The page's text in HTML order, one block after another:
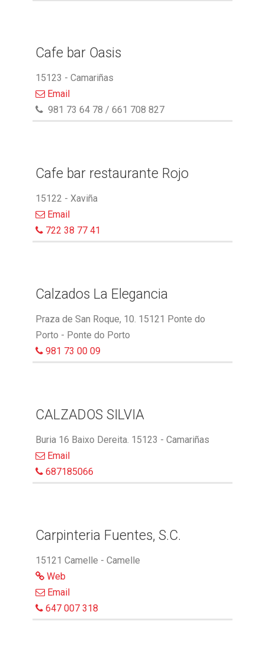
Cafe bar Oasis
15123 - Camariñas
Email
981 73 64 78 / 661 708 827
Cafe bar restaurante Rojo
15122 - Xaviña
Email
722 38 77 41
Calzados La Elegancia
Praza de San Roque, 10. 15121 Ponte do
Porto - Ponte do Porto
981 73 00 09
CALZADOS SILVIA
Buria 16 Baixo Dereita. 15123 - Camariñas
Email
687185066
Carpinteria Fuentes, S.C.
15121 Camelle - Camelle
Web
Email
647 007 318